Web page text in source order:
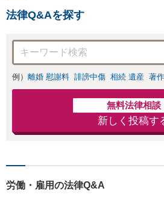
法律Q&Aを探す
例） 離婚 慰謝料 誹謗中傷 相続 遺産 著
無料法律相談
新しく投稿す
労働・雇用の法律Q&A